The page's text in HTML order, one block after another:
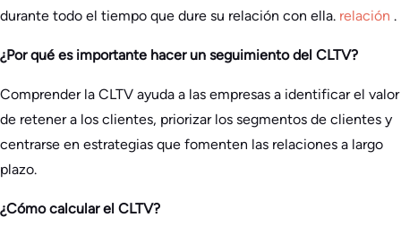
durante todo el tiempo que dure su relación con ella. relación .
¿Por qué es importante hacer un seguimiento del CLTV?
Comprender la CLTV ayuda a las empresas a identificar el valor
de retener a los clientes, priorizar los segmentos de clientes y
centrarse en estrategias que fomenten las relaciones a largo
plazo.
¿Cómo calcular el CLTV?